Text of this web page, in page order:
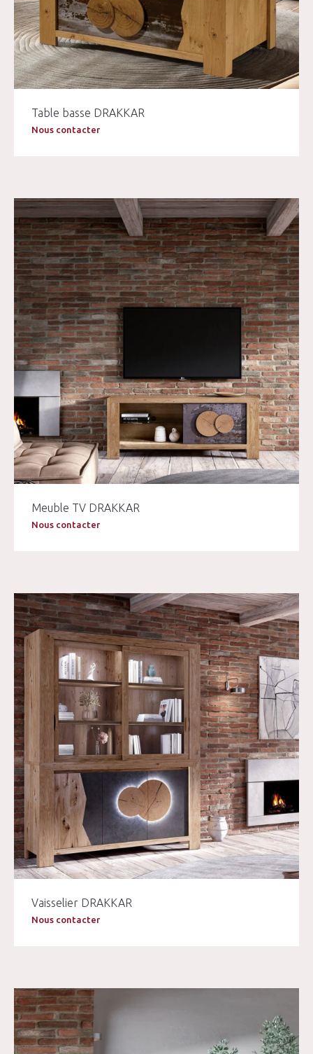
Table basse DRAKKAR
Nous contacter
Meuble TV DRAKKAR
Nous contacter
Vaisselier DRAKKAR
Nous contacter